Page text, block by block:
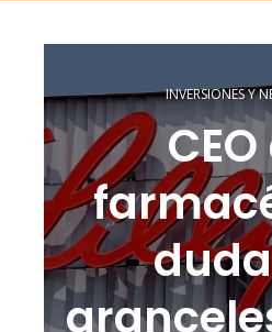
INVERSIONES Y